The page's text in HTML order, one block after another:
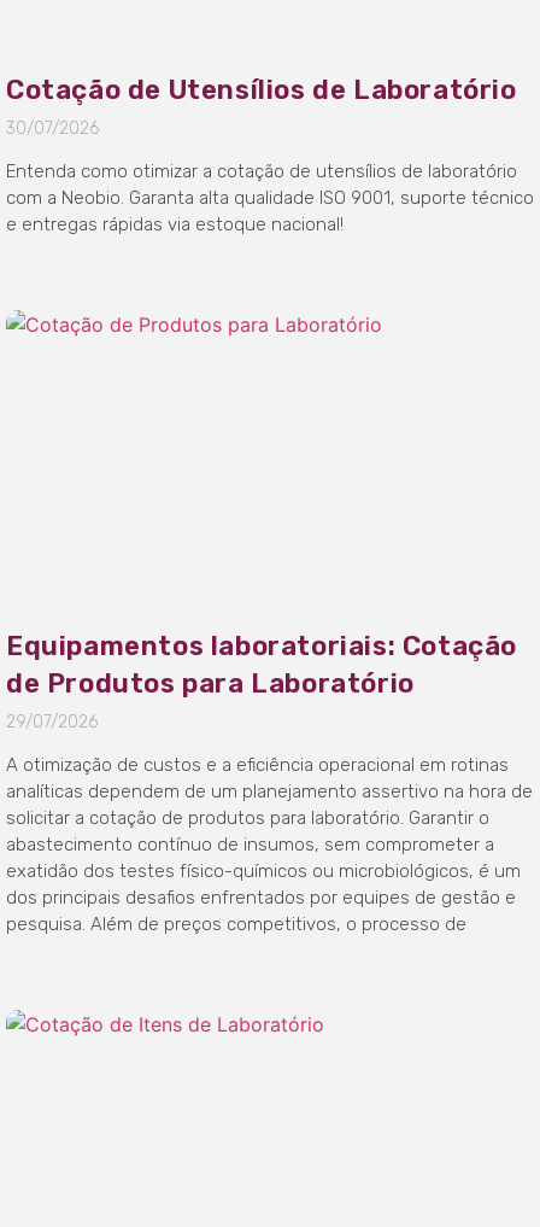
Cotação de Utensílios de Laboratório
30/07/2026
Entenda como otimizar a cotação de utensílios de laboratório
com a Neobio. Garanta alta qualidade ISO 9001, suporte técnico
e entregas rápidas via estoque nacional!
Equipamentos laboratoriais: Cotação
de Produtos para Laboratório
29/07/2026
A otimização de custos e a eficiência operacional em rotinas
analíticas dependem de um planejamento assertivo na hora de
solicitar a cotação de produtos para laboratório. Garantir o
abastecimento contínuo de insumos, sem comprometer a
exatidão dos testes físico-químicos ou microbiológicos, é um
dos principais desafios enfrentados por equipes de gestão e
pesquisa. Além de preços competitivos, o processo de